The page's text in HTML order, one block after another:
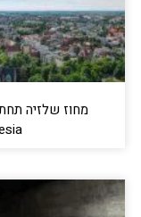
מחוז שלזיה